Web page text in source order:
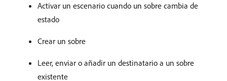
Activar un escenario cuando un sobre cambia de
estado
Crear un sobre
Leer, enviar o añadir un destinatario a un sobre
existente